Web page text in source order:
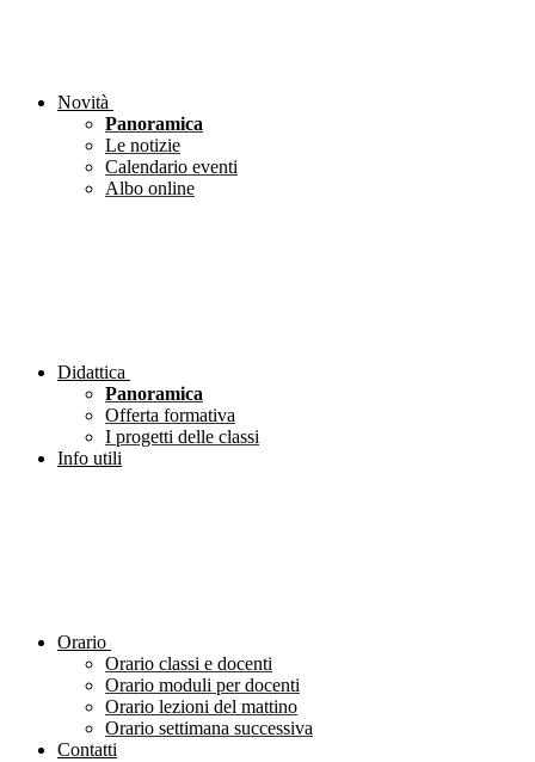
Novità
Panoramica
Le notizie
Calendario eventi
Albo online
Didattica
Panoramica
Offerta formativa
I progetti delle classi
Info utili
Orario
Orario classi e docenti
Orario moduli per docenti
Orario lezioni del mattino
Orario settimana successiva
Contatti